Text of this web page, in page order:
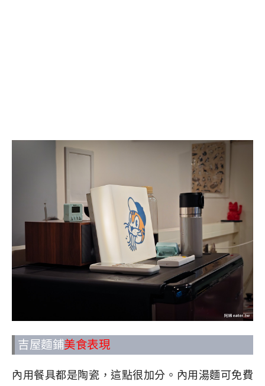
吉屋麵鋪美食表現
內用餐具都是陶瓷，這點很加分。內用湯麵可免費